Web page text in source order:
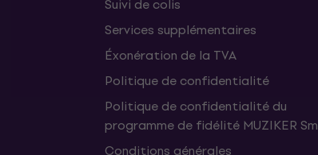
Suivi de colis
Services supplémentaires
Éxonération de la TVA
Politique de confidentialité
Politique de confidentialité du
programme de fidélité MUZIKER
Conditions générales